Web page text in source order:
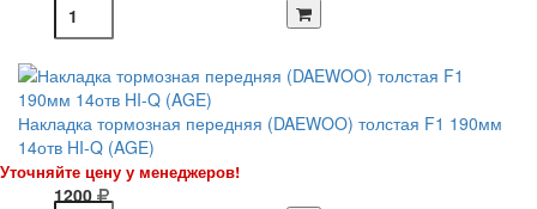
Накладка тормозная передняя (DAEWOO) толстая F1 190мм
14отв HI-Q (AGE)
Уточняйте цену у менеджеров!
1200